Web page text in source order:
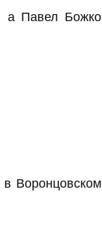
а Павел Божко
Воронцовском